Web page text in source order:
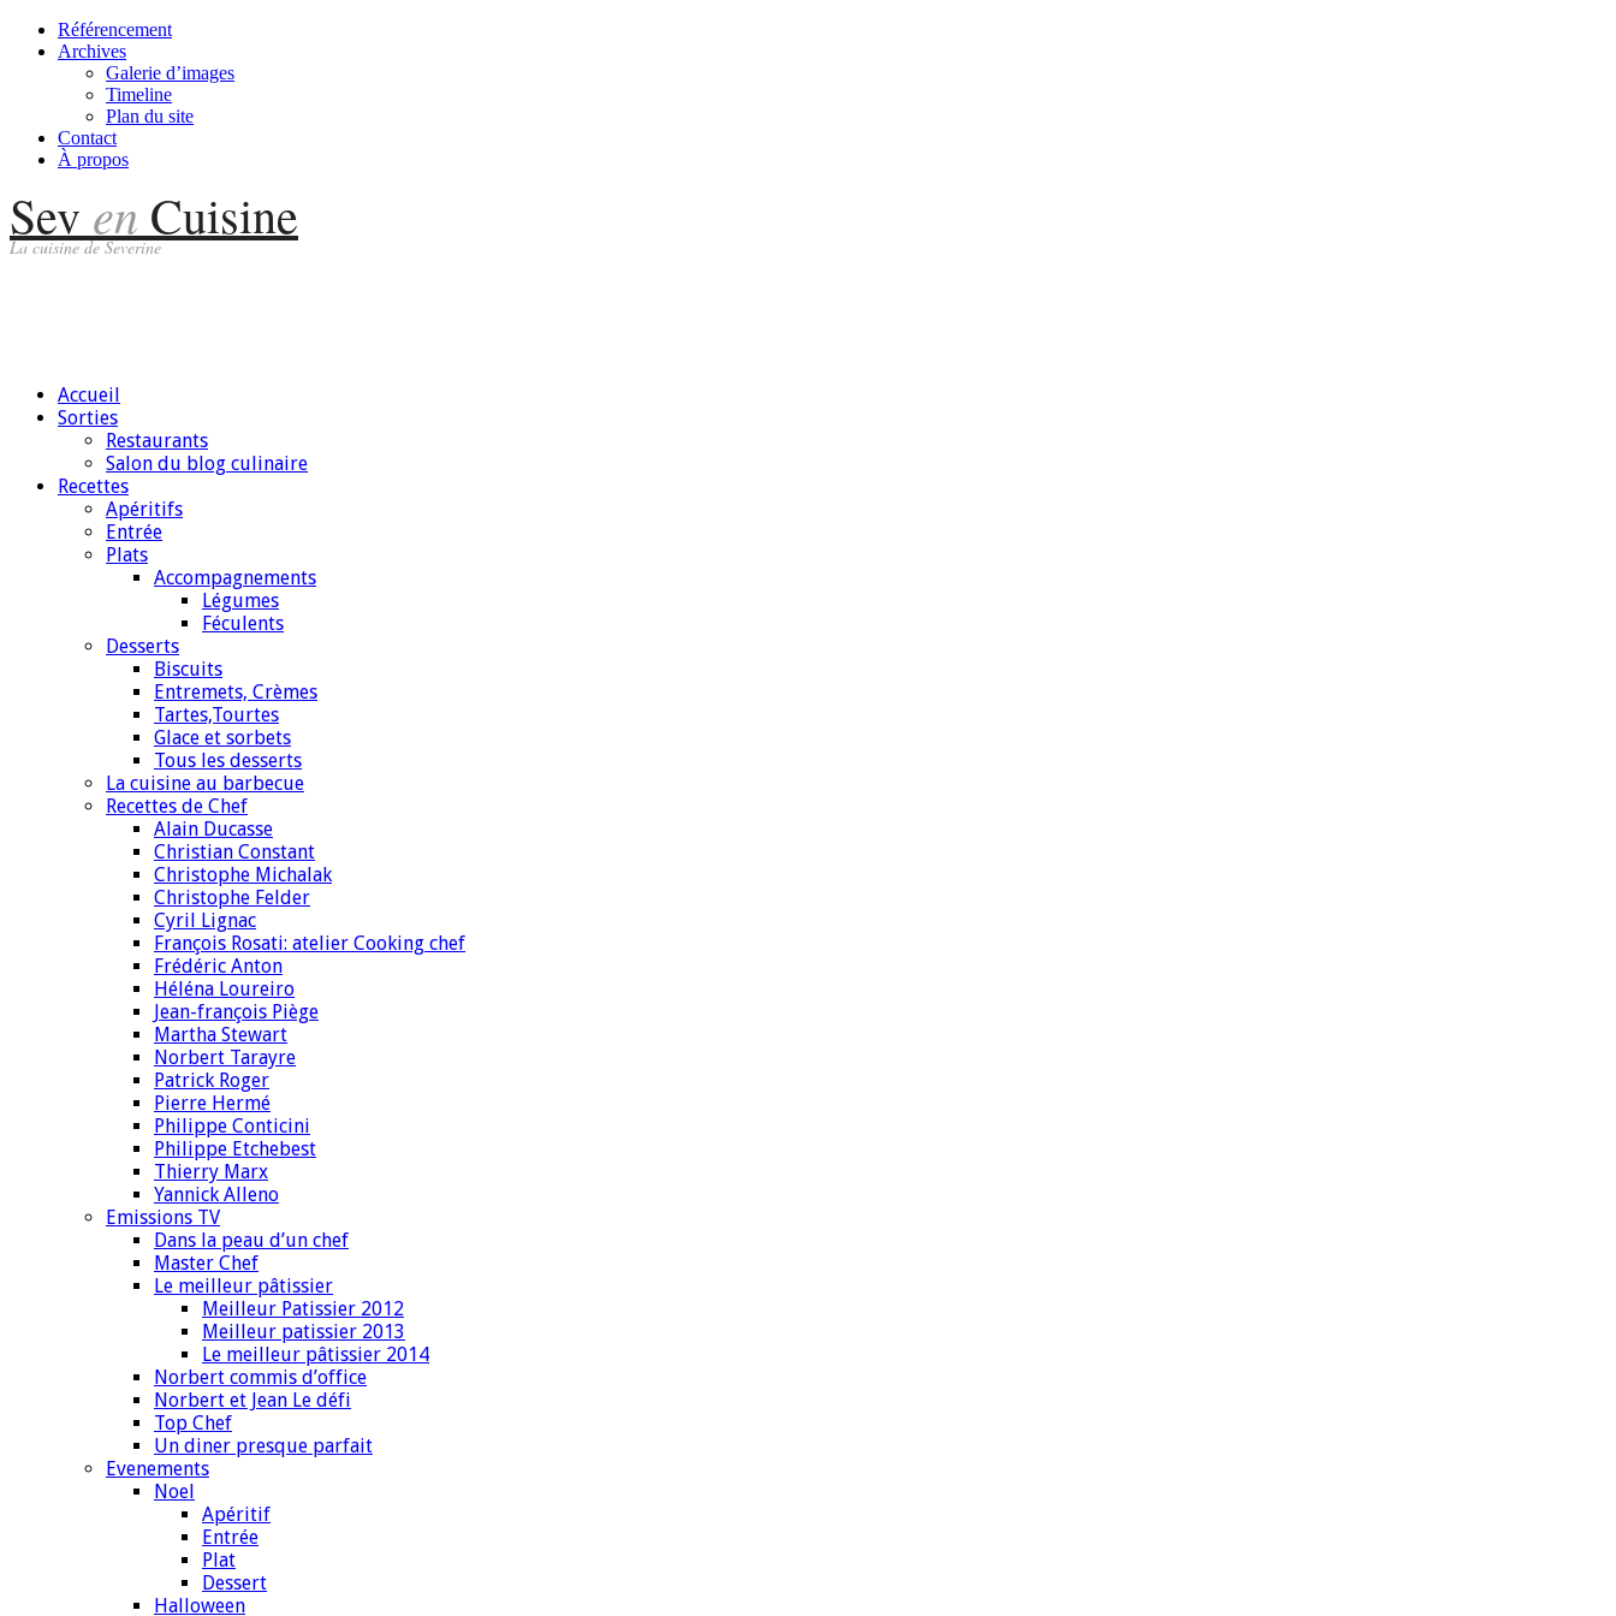
Référencement
Archives
Galerie d’images
Timeline
Plan du site
Contact
À propos
Sev en Cuisine
La cuisine de Severine
Accueil
Sorties
Restaurants
Salon du blog culinaire
Recettes
Apéritifs
Entrée
Plats
Accompagnements
Légumes
Féculents
Desserts
Biscuits
Entremets, Crèmes
Tartes,Tourtes
Glace et sorbets
Tous les desserts
La cuisine au barbecue
Recettes de Chef
Alain Ducasse
Christian Constant
Christophe Michalak
Christophe Felder
Cyril Lignac
François Rosati: atelier Cooking chef
Frédéric Anton
Héléna Loureiro
Jean-françois Piège
Martha Stewart
Norbert Tarayre
Patrick Roger
Pierre Hermé
Philippe Conticini
Philippe Etchebest
Thierry Marx
Yannick Alleno
Emissions TV
Dans la peau d’un chef
Master Chef
Le meilleur pâtissier
Meilleur Patissier 2012
Meilleur patissier 2013
Le meilleur pâtissier 2014
Norbert commis d’office
Norbert et Jean Le défi
Top Chef
Un diner presque parfait
Evenements
Noel
Apéritif
Entrée
Plat
Dessert
Halloween